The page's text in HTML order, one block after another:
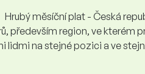
Hrubý měsíční plat - Česká
především region, ve kterém
lidmi na stejné pozici a ve